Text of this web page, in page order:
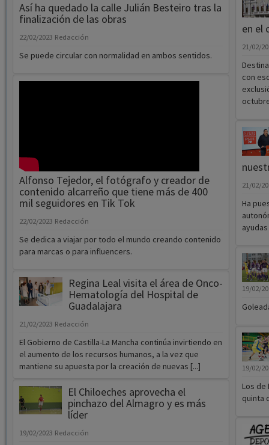
Así ha quedado la calle Julián Besteiro tras la
finalización de las obras
22/02/2023 Redacción
Se puede circular con normalidad en ambos sentidos.
Alfonso Tejedor, el fotógrafo y creador de
contenido alcarreño que tiene más de 400
mil seguidores en Tik Tok
22/02/2023 Redacción
Se dedica a viajar por todo el mundo creando contenido
para marcas o para influencers.
Regina Leal visita el área de Onco-
Hematología del Hospital de
Guadalajara
21/02/2023 Redacción
El Gobierno de Castilla-La Mancha continúa invirtiendo en
el aumento de los recursos humanos, a la vez que
mantiene su apuesta por la creación de nuevas [...]
El Chiloeches aprovecha el
pinchazo del Almagro y es más
líder
19/02/2023 Redacción
en el
21/02/
con
21/02/
Ha
19/02/
19/02/
Los de
quinta